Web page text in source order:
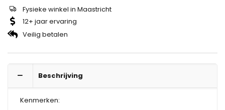
Fysieke winkel in Maastricht
12+ jaar ervaring
Veilig betalen
Beschrijving
Kenmerken: